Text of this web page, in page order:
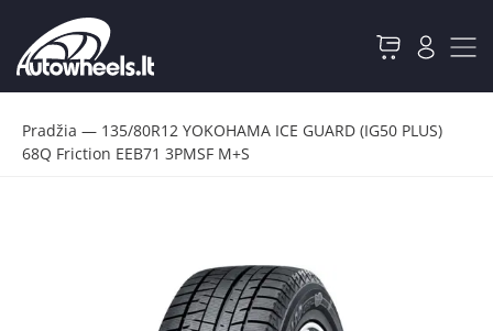
Pradžia — 135/80R12 YOKOHAMA ICE GUARD (IG50 PLUS)
68Q Friction EEB71 3PMSF M+S